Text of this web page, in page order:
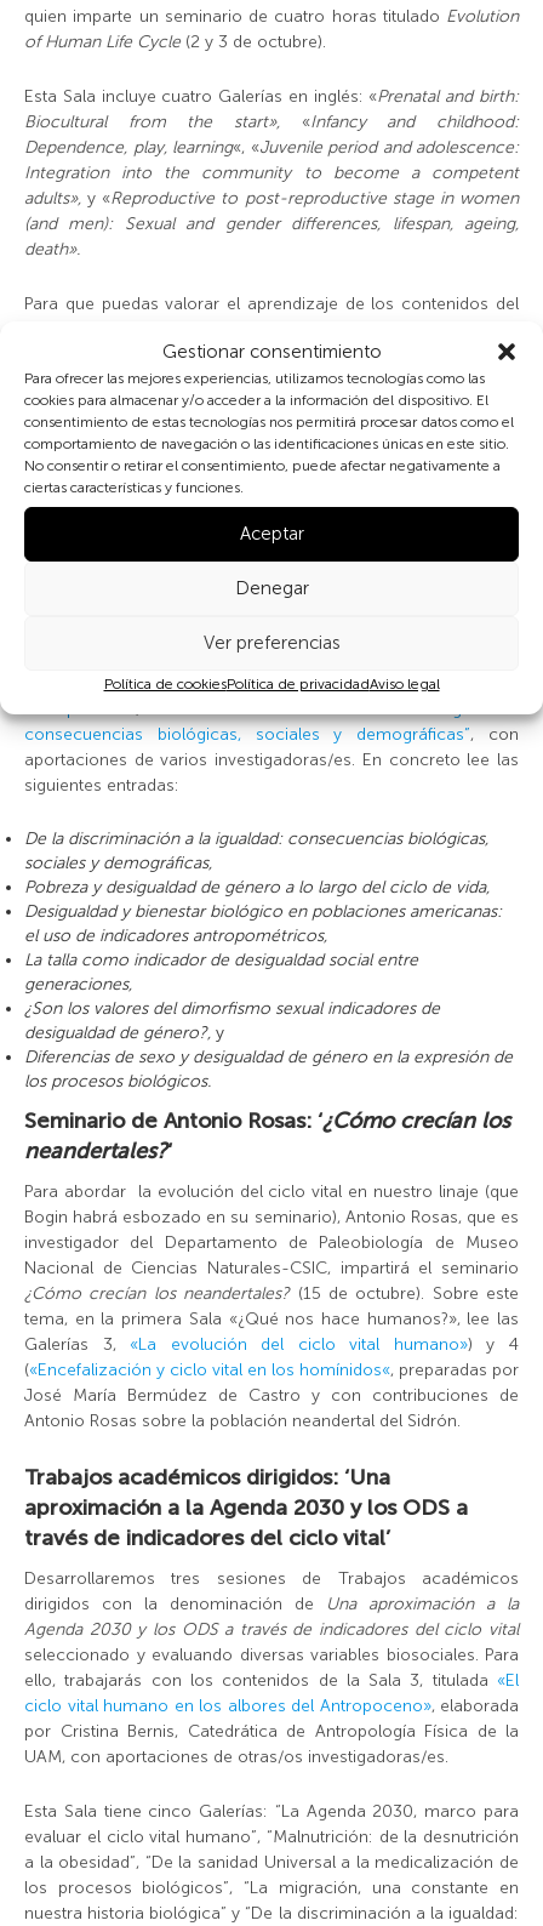
Gestionar consentimiento
Para ofrecer las mejores experiencias, utilizamos tecnologías como las
cookies para almacenar y/o acceder a la información del dispositivo. El
consentimiento de estas tecnologías nos permitirá procesar datos como el
comportamiento de navegación o las identificaciones únicas en este sitio.
No consentir o retirar el consentimiento, puede afectar negativamente a
ciertas características y funciones.
Aceptar
Denegar
Ver preferencias
Política de cookiesPolítica de privacidadAviso legal
quien imparte un seminario de cuatro horas titulado Evolution
of Human Life Cycle (2 y 3 de octubre).
Esta Sala incluye cuatro Galerías en inglés: «Prenatal and birth:
Biocultural from the start», «Infancy and childhood:
Dependence, play, learning«, «Juvenile period and adolescence:
Integration into the community to become a competent
adults», y «Reproductive to post-reproductive stage in women
(and men): Sexual and gender differences, lifespan, ageing,
death».
Para que puedas valorar el aprendizaje de los contenidos del
asociado (en esta ocasión, con preguntas abiertas), que
puedes responder en español o en inglés, buscando en su
caso la respuesta en las cuatro Galerías.
Cuestionario Seminario Bogin
Tema 5: ‘Ciclo vital y plasticidad‘
En el seminario de Barry Bogin se abordará parte de los
contenidos de este último tema de Teoría, en concreto los
ciclo vital y su relación con la plasticidad biológica en nuestra
especie. Además, tienes materiales de estudio en la quinta
Galería de la Sala 3«El ciclo vital humano en los albores del
consecuencias biológicas, sociales y demográficas”, con
aportaciones de varios investigadoras/es. En concreto lee las
siguientes entradas:
De la discriminación a la igualdad: consecuencias biológicas,
sociales y demográficas,
Pobreza y desigualdad de género a lo largo del ciclo de vida,
Desigualdad y bienestar biológico en poblaciones americanas:
el uso de indicadores antropométricos,
La talla como indicador de desigualdad social entre
generaciones,
¿Son los valores del dimorfismo sexual indicadores de
desigualdad de género?, y
Diferencias de sexo y desigualdad de género en la expresión de
los procesos biológicos.
Seminario de Antonio Rosas: ‘¿Cómo crecían los
neandertales?‘
Para abordar la evolución del ciclo vital en nuestro linaje (que
Bogin habrá esbozado en su seminario), Antonio Rosas, que es
investigador del Departamento de Paleobiología de Museo
Nacional de Ciencias Naturales-CSIC, impartirá el seminario
¿Cómo crecían los neandertales? (15 de octubre). Sobre este
tema, en la primera Sala «¿Qué nos hace humanos?», lee las
Galerías 3, «La evolución del ciclo vital humano») y 4
(«Encefalización y ciclo vital en los homínidos«, preparadas por
José María Bermúdez de Castro y con contribuciones de
Antonio Rosas sobre la población neandertal del Sidrón.
Trabajos académicos dirigidos: ‘Una
aproximación a la Agenda 2030 y los ODS a
través de indicadores del ciclo vital’
Desarrollaremos tres sesiones de Trabajos académicos
dirigidos con la denominación de
Una aproximación a la
Agenda 2030 y los ODS a través de indicadores del ciclo vital
seleccionado y evaluando diversas variables biosociales. Para
ello, trabajarás con los contenidos de la Sala 3, titulada «El
ciclo vital humano en los albores del Antropoceno», elaborada
por Cristina Bernis, Catedrática de Antropología Física de la
UAM, con aportaciones de otras/os investigadoras/es.
Esta Sala tiene cinco Galerías: “La Agenda 2030, marco para
evaluar el ciclo vital humano”, “Malnutrición: de la desnutrición
a la obesidad”, “De la sanidad Universal a la medicalización de
los procesos biológicos”, “La migración, una constante en
nuestra historia biológica” y “De la discriminación a la igualdad: